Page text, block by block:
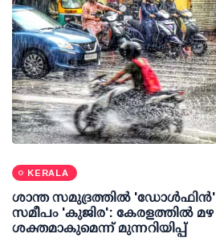
KERALA
ശാന്ത സമുദ്രത്തില്‍ 'ഡോള്‍ഫിന്‍';
സമീപം 'കുജിര': കേരളത്തില്‍
ശക്തമാകുമെന്ന് മുന്നറിയിപ്പ്